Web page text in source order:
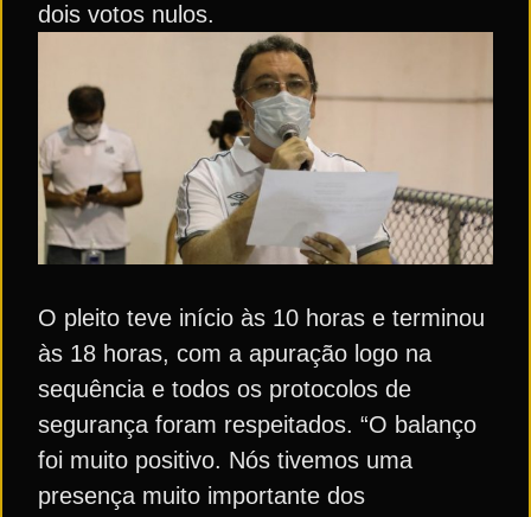
dois votos nulos.
O pleito teve início às 10 horas e terminou
às 18 horas, com a apuração logo na
sequência e todos os protocolos de
segurança foram respeitados. “O balanço
foi muito positivo. Nós tivemos uma
presença muito importante dos